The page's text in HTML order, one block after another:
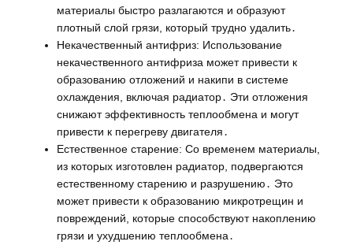
материалы быстро разлагаются и образуют
плотный слой грязи, который трудно удалить․
Некачественный антифриз: Использование
некачественного антифриза может привести к
образованию отложений и накипи в системе
охлаждения, включая радиатор․ Эти отложения
снижают эффективность теплообмена и могут
привести к перегреву двигателя․
Естественное старение: Со временем материалы,
из которых изготовлен радиатор, подвергаются
естественному старению и разрушению․ Это
может привести к образованию микротрещин и
повреждений, которые способствуют накоплению
грязи и ухудшению теплообмена․